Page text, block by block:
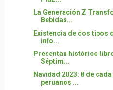
La Generación Z
Bebidas...
Existencia de dos tipos
info...
Presentan histórico
Séptim...
Navidad 2023: 8 de
peruanos ...